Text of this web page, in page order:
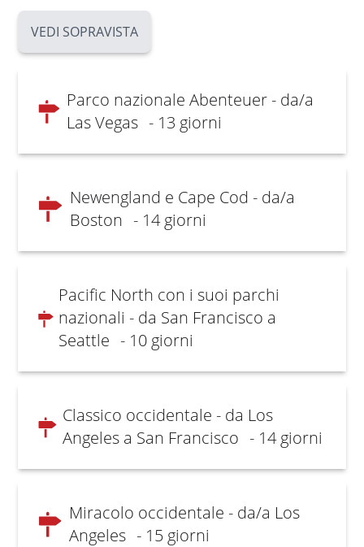
VEDI SOPRAVISTA
Parco nazionale Abenteuer - da/a
Las Vegas - 13 giorni
Newengland e Cape Cod - da/a
Boston - 14 giorni
Pacific North con i suoi parchi
nazionali - da San Francisco a
Seattle - 10 giorni
Classico occidentale - da Los
Angeles a San Francisco - 14 giorni
Miracolo occidentale - da/a Los
Angeles - 15 giorni